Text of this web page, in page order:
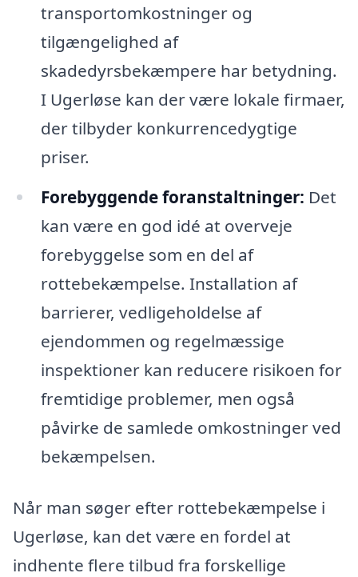
transportomkostninger og
tilgængelighed af
skadedyrsbekæmpere har betydning.
I Ugerløse kan der være lokale firmaer,
der tilbyder konkurrencedygtige
priser.
Forebyggende foranstaltninger: Det
kan være en god idé at overveje
forebyggelse som en del af
rottebekæmpelse. Installation af
barrierer, vedligeholdelse af
ejendommen og regelmæssige
inspektioner kan reducere risikoen for
fremtidige problemer, men også
påvirke de samlede omkostninger ved
bekæmpelsen.
Når man søger efter rottebekæmpelse i
Ugerløse, kan det være en fordel at
indhente flere tilbud fra forskellige